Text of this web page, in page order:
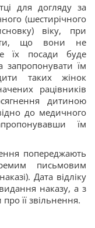
для догляду за
(шестирічного
віку, при
що вони не
їх посади буде
запропонувати їм
таких жінок
рацівників
дитиною
до медичного
їм
попереджають
письмовим
Дата відліку
наказу, а з
її звільнення.